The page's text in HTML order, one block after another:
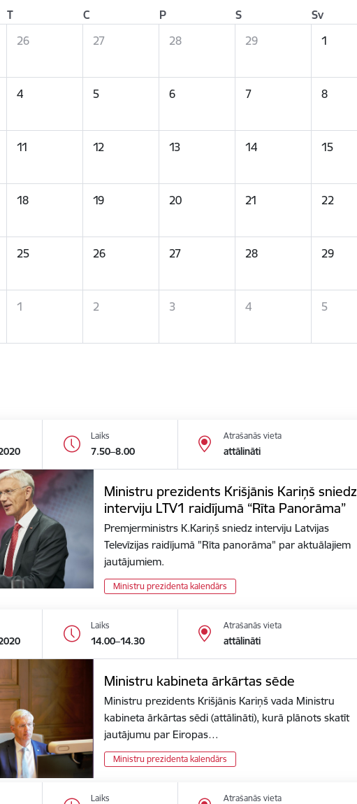
T C P S
Sv
26 27 28 29 1
4 5 6 7 8
11 12 13 14 15
18 19 20 21 22
25 26 27 28 29
1 2 3 4 5
Laiks
7.50–8.00
Atrašanās vieta
attālināti
Ministru prezidents Krišjānis Kariņš sniedz
interviju LTV1 raidījumā “Rīta Panorāma”
Premjerministrs K.Kariņš sniedz interviju Latvijas
Televīzijas raidījumā "Rīta panorāma" par aktuālajiem
jautājumiem.
Ministru prezidenta kalendārs
Laiks
14.00–14.30
Atrašanās vieta
attālināti
Ministru kabineta ārkārtas sēde
Ministru prezidents Krišjānis Kariņš vada Ministru
kabineta ārkārtas sēdi (attālināti), kurā plānots skatīt
jautājumu par Eiropas…
Ministru prezidenta kalendārs
Laiks Atrašanās vieta